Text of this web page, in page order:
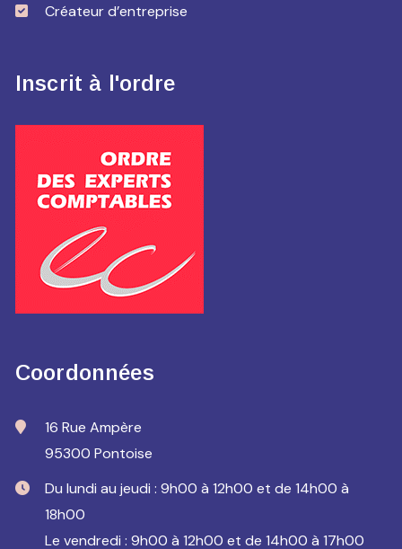
Créateur d’entreprise
Inscrit à l'ordre
Coordonnées
16 Rue Ampère
95300 Pontoise
Du lundi au jeudi : 9h00 à 12h00 et de 14h00 à
18h00
Le vendredi : 9h00 à 12h00 et de 14h00 à 17h00